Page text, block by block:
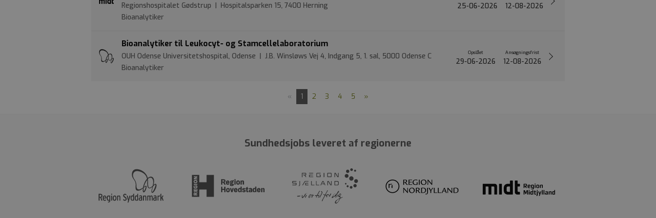
Regionshospitalet Gødstrup | Hospitalsparken 15, 7400 Herning
Bioanalytiker
25-06-2026 12-08-2026
Bioanalytiker til Leukocyt- og Stamcellelaboratorium
OUH Odense Universitetshospital, Odense | J.B. Winsløws Vej 4, Indgang 5, 1. sal, 5000 Odense C
Bioanalytiker
Opslået
29-06-2026
Ansøgningsfrist
12-08-2026
« 1 2 3 4 5 »
Sundhedsjobs leveret af regionerne